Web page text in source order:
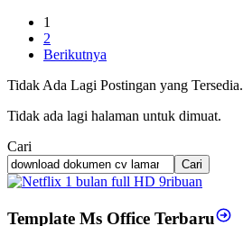
1
2
Berikutnya
Tidak Ada Lagi Postingan yang Tersedia.
Tidak ada lagi halaman untuk dimuat.
Cari
Cari
Template Ms Office Terbaru